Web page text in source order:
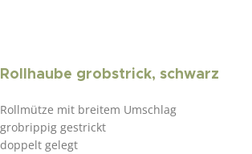
Rollhaube grobstrick, schwarz
Rollmütze mit breitem Umschlag
grobrippig gestrickt
doppelt gelegt